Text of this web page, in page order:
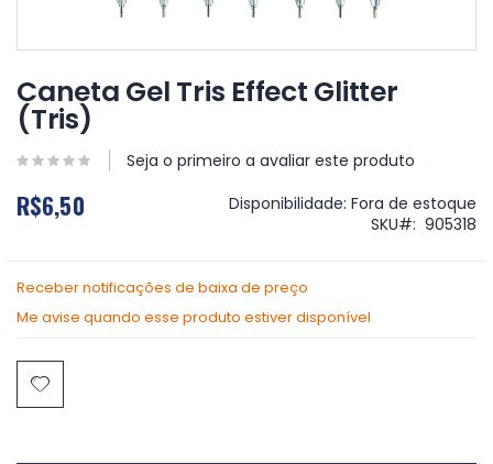
para
o
início
da
Galeria
imagens
Caneta Gel Tris Effect Glitter
(Tris)
Seja o primeiro a avaliar este produto
R$6,50 Disponibilidade: Fora de estoque
SKU
905318
Receber notificações de baixa de preço
Me avise quando esse produto estiver disponível